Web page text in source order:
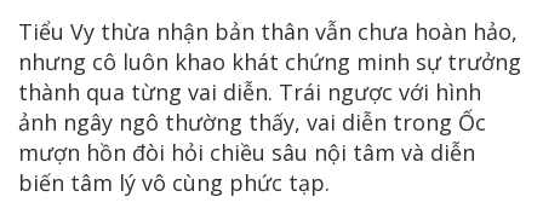
Tiểu Vy thừa nhận bản thân vẫn chưa hoàn hảo,
nhưng cô luôn khao khát chứng minh sự trưởng
thành qua từng vai diễn. Trái ngược với hình
ảnh ngây ngô thường thấy, vai diễn trong Ốc
mượn hồn đòi hỏi chiều sâu nội tâm và diễn
biến tâm lý vô cùng phức tạp.